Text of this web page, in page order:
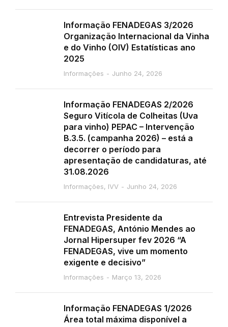
Informação FENADEGAS 3/2026
Organização Internacional da Vinha
e do Vinho (OIV) Estatísticas ano
2025
Informações Junho 24, 2026
Informação FENADEGAS 2/2026
Seguro Vitícola de Colheitas (Uva
para vinho) PEPAC – Intervenção
B.3.5. (campanha 2026) – está a
decorrer o período para
apresentação de candidaturas, até
31.08.2026
Informações, IVV Junho 24, 2026
Entrevista Presidente da
FENADEGAS, António Mendes ao
Jornal Hipersuper fev 2026 “A
FENADEGAS, vive um momento
exigente e decisivo”
Informações Março 13, 2026
Informação FENADEGAS 1/2026
Área total máxima disponível a